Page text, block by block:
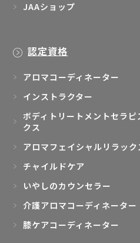
JAAショップ
認定資格
アロマコーディネーター
インストラクター
ボディトリートメントセラ
クス
アロマフェイシャルリラック
チャイルドケア
いやしのカウンセラー
介護アロマコーディネーター
膝ケアコーディネーター